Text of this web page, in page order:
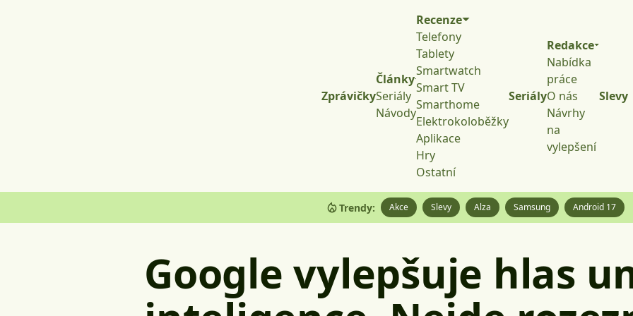
Zprávičky
Články
Seriály
Návody
Recenze
Telefony
Tablety
Smartwatch
Smart TV
Smarthome
Elektrokoloběžky
Aplikace
Hry
Ostatní
Seriály
Redakce
Nabídka
práce
O nás
Návrhy
na
vylepšení
Slevy
Trendy: Akce Slevy Alza Samsung Android 17
Google vylepšuje hlas